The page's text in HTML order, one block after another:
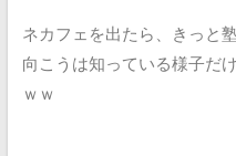
ネカフェを出たら、きっと
向こうは知っている様子だ
ｗｗ